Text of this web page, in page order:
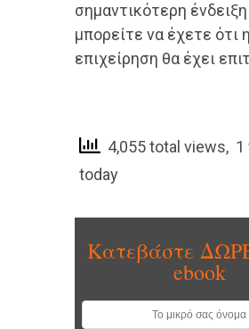
σημαντικότερη
μπορείτε να έχετε ότι η
επιχείρηση θα έχει
4,055 total views, 1
today
Κατεβάστε
ebook